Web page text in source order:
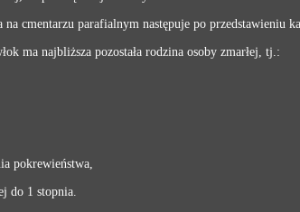
cmentarzu parafialnym następuje po przedstawieniu
ma najbliższa pozostała rodzina osoby zmarłej, tj.:
pokrewieństwa,
do 1 stopnia.